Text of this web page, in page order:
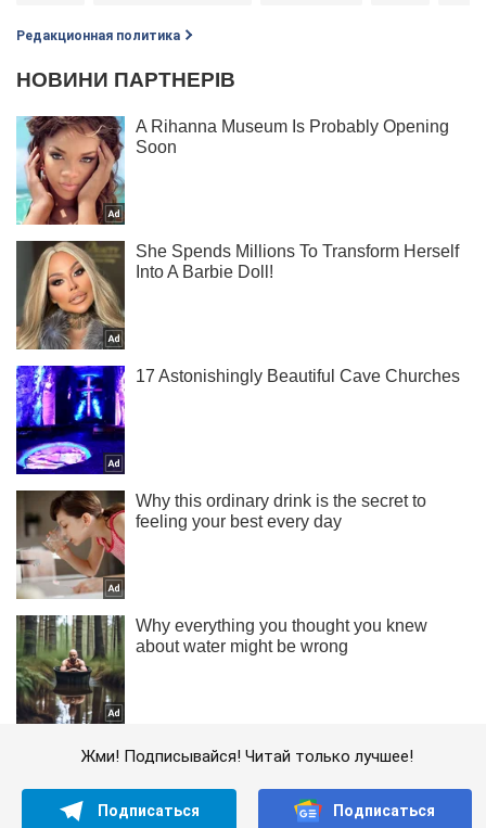
Редакционная политика
Жми! Подписывайся! Читай только лучшее!
Подписаться Подписаться